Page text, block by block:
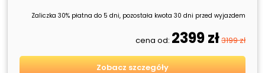
Zaliczka 30% płatna do 5 dni, pozostała kwota 30 dni przed wyjazdem
cena od: 2399 zł3199 zł
Zobacz szczegóły